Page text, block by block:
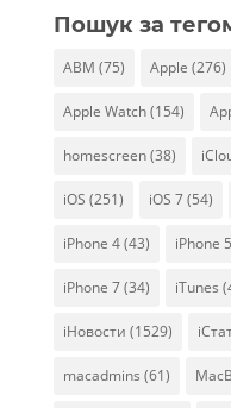
Пошук за
ABM (75) Apple (276)
Apple Watch(154)
homescreen(38)
iOS (251) iOS 7(54)
iPhone 4(43) iPhone
iPhone 7(34) iTunes
iНовости (1529)
macadmins (61)